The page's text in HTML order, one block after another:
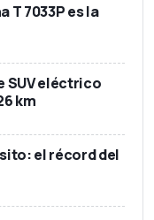
T 7033P es la
SUV eléctrico
km
el récord del